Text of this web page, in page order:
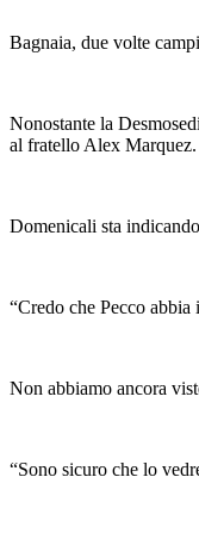
Bagnaia, due volte
Nonostante la
al fratello Alex Marquez.
Domenicali sta
“Credo che Pecco
Non abbiamo ancora
“Sono sicuro che lo